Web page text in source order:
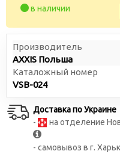
в наличии
Производитель
AXXIS Польша
Каталожный номер
VSB-024
Доставка по Украине
-
на отделение
- самовывоз в г.